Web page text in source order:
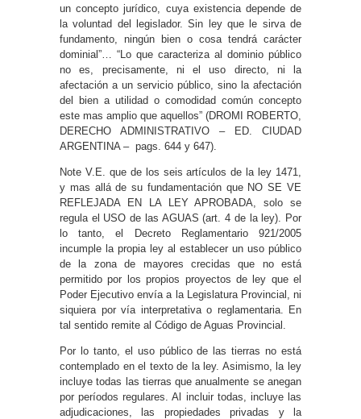
un concepto jurídico, cuya existencia depende de
la voluntad del legislador. Sin ley que le sirva de
fundamento, ningún bien o cosa tendrá carácter
dominial”… “Lo que caracteriza al dominio público
no es, precisamente, ni el uso directo, ni la
afectación a un servicio público, sino la afectación
del bien a utilidad o comodidad común concepto
este mas amplio que aquellos” (DROMI ROBERTO,
DERECHO ADMINISTRATIVO – ED. CIUDAD
ARGENTINA – pags. 644 y 647).
Note V.E. que de los seis artículos de la ley 1471,
y mas allá de su fundamentación que NO SE VE
REFLEJADA EN LA LEY APROBADA, solo se
regula el USO de las AGUAS (art. 4 de la ley). Por
lo tanto, el Decreto Reglamentario 921/2005
incumple la propia ley al establecer un uso público
de la zona de mayores crecidas que no está
permitido por los propios proyectos de ley que el
Poder Ejecutivo envía a la Legislatura Provincial, ni
siquiera por vía interpretativa o reglamentaria. En
tal sentido remite al Código de Aguas Provincial.
Por lo tanto, el uso público de las tierras no está
contemplado en el texto de la ley. Asimismo, la ley
incluye todas las tierras que anualmente se anegan
por períodos regulares. Al incluir todas, incluye las
adjudicaciones, las propiedades privadas y la